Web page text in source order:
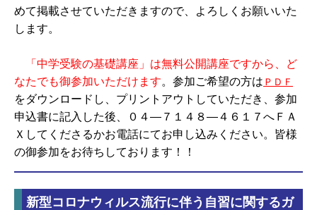
めて掲載させていただきますので、よろしくお願いいた
します。
「中学受験の基礎講座」は無料公開講座ですから、ど
なたでも御参加いただけます。参加ご希望の方は ＰＤＦ
をダウンロードし、プリントアウトしていただき、参加
申込書に記入した後、０４―７１４８―４６１７へＦＡ
Ｘしてくださるかお電話にてお申し込みください。皆様
の御参加をお待ちしております！！
新型コロナウィルス流行に伴う自習に関するガ